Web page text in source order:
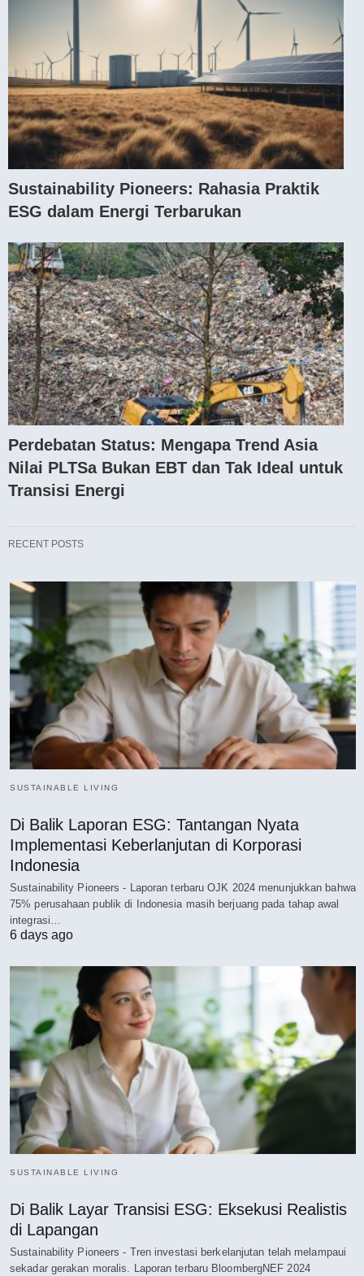
Sustainability Pioneers: Rahasia Praktik
ESG dalam Energi Terbarukan
Perdebatan Status: Mengapa Trend Asia
Nilai PLTSa Bukan EBT dan Tak Ideal untuk
Transisi Energi
RECENT POSTS
SUSTAINABLE LIVING
Di Balik Laporan ESG: Tantangan Nyata
Implementasi Keberlanjutan di Korporasi
Indonesia
Sustainability Pioneers - Laporan terbaru OJK 2024 menunjukkan bahwa
75% perusahaan publik di Indonesia masih berjuang pada tahap awal
integrasi…
6 days ago
SUSTAINABLE LIVING
Di Balik Layar Transisi ESG: Eksekusi Realistis
di Lapangan
Sustainability Pioneers - Tren investasi berkelanjutan telah melampaui
sekadar gerakan moralis. Laporan terbaru BloombergNEF 2024